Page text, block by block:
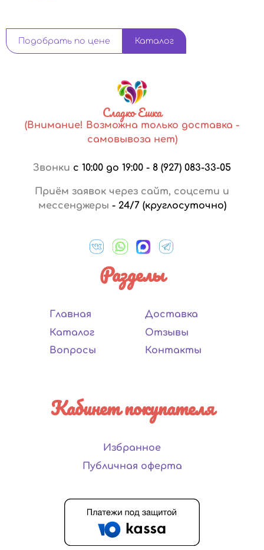
Подобрать по цене Каталог
Сладко Ешка
(Внимание! Возможна только доставка -
самовывоза нет)
Звонки с 10:00 до 19:00 - 8 (927) 083-33-05
Приём заявок через сайт, соцсети и
мессенджеры - 24/7 (круглосуточно)
Разделы
Главная
Каталог
Вопросы
Доставка
Отзывы
Контакты
Кабинет покупателя
Избранное
Публичная оферта